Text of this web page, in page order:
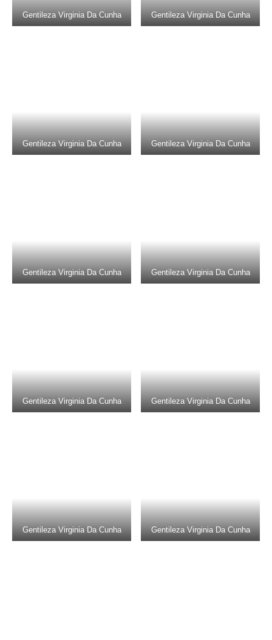
Gentileza Virginia Da Cunha Gentileza Virginia Da Cunha
Gentileza Virginia Da Cunha Gentileza Virginia Da Cunha
Gentileza Virginia Da Cunha Gentileza Virginia Da Cunha
Gentileza Virginia Da Cunha Gentileza Virginia Da Cunha
Gentileza Virginia Da Cunha Gentileza Virginia Da Cunha